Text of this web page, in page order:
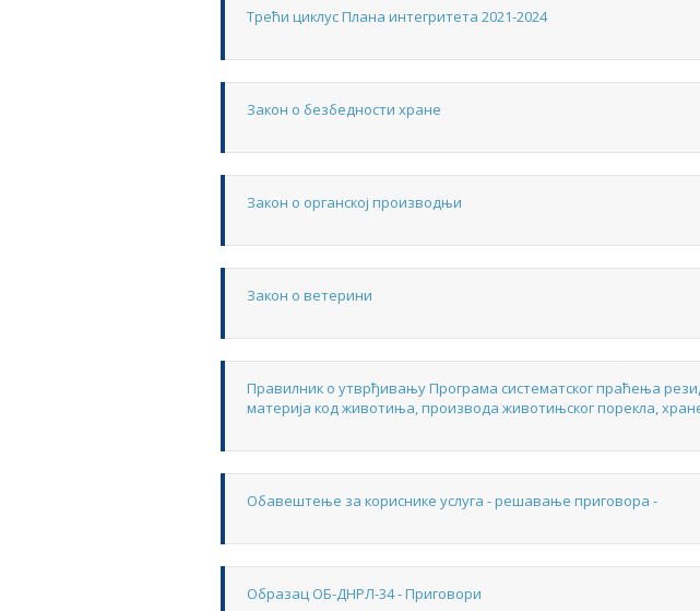
Трећи циклус Плана интегритета 2021-2024
Закон о безбедности хране
Закон о органској производњи
Закон о ветерини
Правилник о утврђивању Програма систематског праћења
материја код животиња, производа животињског порекла,
Обавештење за кориснике услуга - решавање приговора -
Образац ОБ-ДНРЛ-34 - Приговори